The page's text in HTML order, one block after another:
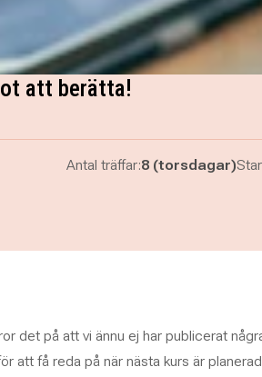
att berätta!
Antal träffar:8 (torsdagar)
det på att vi ännu ej har publicerat
att få reda på när nästa kurs är